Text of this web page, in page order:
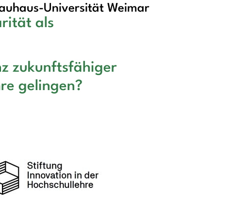
Universität Weimar
als
zukunftsfähiger
gelingen?